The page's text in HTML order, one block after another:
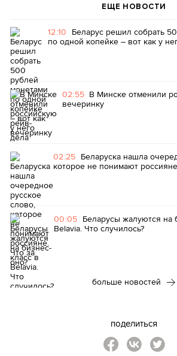
ЕЩЕ НОВОСТИ
12:10 Беларус решил собрать
по одной копейке – вот как у
02:55 В Минске отменили
вечеринку
02:25 Беларуска нашла
которое не понимают
00:05 Беларусы жалуются на
Belavia. Что случилось?
больше новостей
поделиться